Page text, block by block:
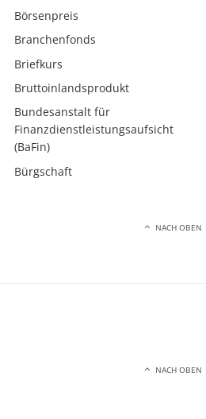
Börsenpreis
Branchenfonds
Briefkurs
Bruttoinlandsprodukt
Bundesanstalt für
Finanzdienstleistungsaufsicht
(BaFin)
Bürgschaft
NACH OBEN
NACH OBEN